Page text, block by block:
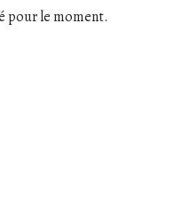
pour le moment.